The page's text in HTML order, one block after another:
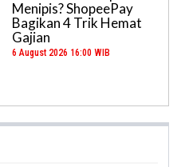
Menipis? ShopeePay
Bagikan 4 Trik Hemat
Gajian
6 August 2026 16:00 WIB